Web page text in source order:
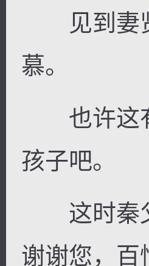
见到妻贤
慕。
也许这有
孩子吧。
这时秦父
谢谢您，百